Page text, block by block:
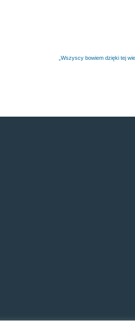
„Wszyscy bowiem dzięki tej